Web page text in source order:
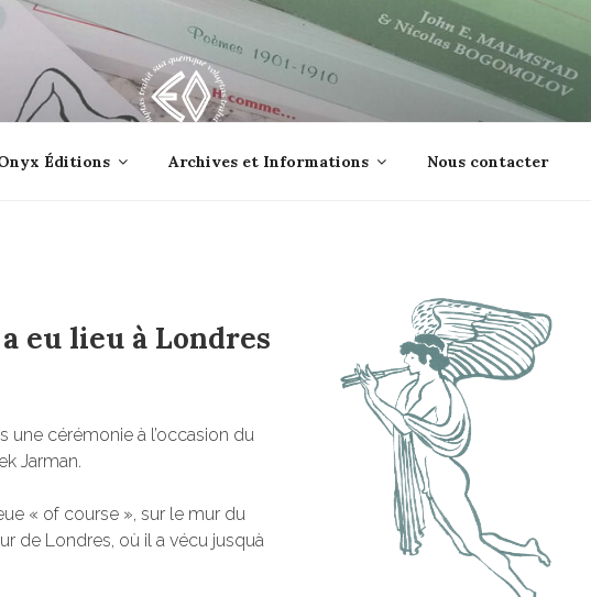
à la mer ?
Éditions Archives et Informations Nous contacter
eu lieu à Londres
une cérémonie à l’occasion du
Jarman.
« of course », sur le mur du
de Londres, où il a vécu jusquà